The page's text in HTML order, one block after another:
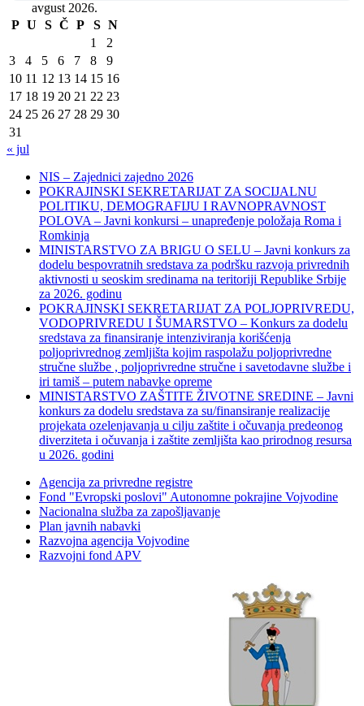
avgust 2026.
P U S Č P S N
1
2
3
4 5 6 7 8
9
10 11 12 13 14 15 16
17 18 19 20 21 22 23
24 25 26 27 28 29 30
31
« jul
NIS – Zajednici zajedno 2026
POKRAJINSKI SEKRETARIJAT ZA SOCIJALNU
POLITIKU, DEMOGRAFIJU I RAVNOPRAVNOST
POLOVA – Javni konkursi – unapređenje položaja Roma i
Romkinja
MINISTARSTVO ZA BRIGU O SELU – Javni konkurs za
dodelu bespovratnih sredstava za podršku razvoja privrednih
aktivnosti u seoskim sredinama na teritoriji Republike Srbije
za 2026. godinu
POKRAJINSKI SEKRETARIJAT ZA POLJOPRIVREDU,
VODOPRIVREDU I ŠUMARSTVO – Konkurs za dodelu
sredstava za finansiranje intenziviranja korišćenja
poljoprivrednog zemljišta kojim raspolažu poljoprivredne
stručne službe , poljoprivredne stručne i savetodavne službe i
iri tamiš ‒ putem nabavke opreme
MINISTARSTVO ZAŠTITE ŽIVOTNE SREDINE – Javni
konkurs za dodelu sredstava za su/finansiranje realizacije
projekata ozelenjavanja u cilju zaštite i očuvanja predeonog
diverziteta i očuvanja i zaštite zemljišta kao prirodnog resursa
u 2026. godini
Agencija za privredne registre
Fond "Evropski poslovi" Autonomne pokrajine Vojvodine
Nacionalna služba za zapošljavanje
Plan javnih nabavki
Razvojna agencija Vojvodine
Razvojni fond APV